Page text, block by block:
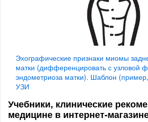
Эхографические признаки миомы
матки (дифференцировать с узловой
эндометриоза матки). Шаблон
УЗИ
Учебники, клинические
медицине в интернет-